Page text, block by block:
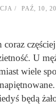
PAŹ, 10,
U
wiele
będą